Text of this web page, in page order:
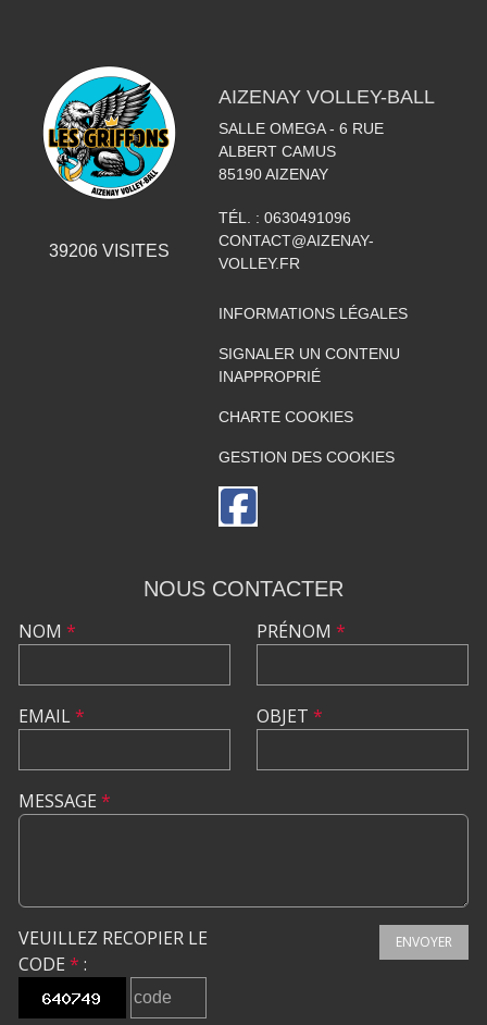
39206VISITES
AIZENAY VOLLEY-BALL
SALLE OMEGA - 6 RUE
ALBERT CAMUS
85190 AIZENAY
TÉL. : 0630491096
CONTACT@AIZENAY-
VOLLEY.FR
INFORMATIONS LÉGALES
SIGNALER UN CONTENU
INAPPROPRIÉ
CHARTE COOKIES
GESTION DES COOKIES
NOUS CONTACTER
NOM *
EMAIL*
PRÉNOM *
OBJET *
MESSAGE *
VEUILLEZ RECOPIER LE
CODE * :
ENVOYER